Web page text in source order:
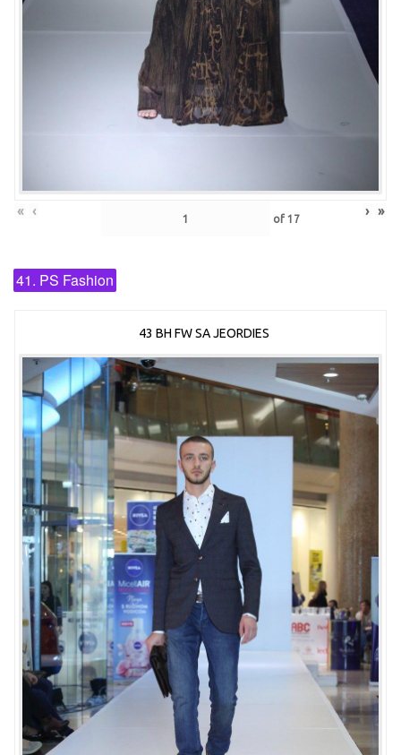
« ‹ of 17 › »
41. PS Fashion
43 BH FW SA JEORDIES